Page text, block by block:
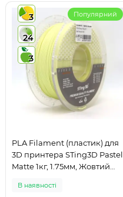
3
24
3
Популярний
PLA Filament (пластик) для
3D принтера STing3D Pastel
Matte 1кг, 1.75мм, Жовтий
В наявності